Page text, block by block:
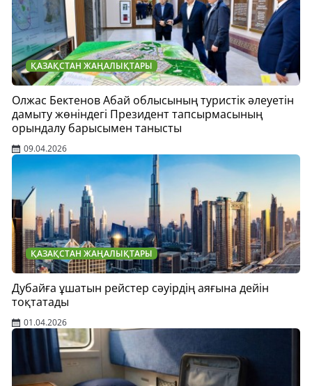
ҚАЗАҚСТАН ЖАҢАЛЫҚТАРЫ
Олжас Бектенов Абай облысының туристік әлеуетін
дамыту жөніндегі Президент тапсырмасының
орындалу барысымен танысты
09.04.2026
ҚАЗАҚСТАН ЖАҢАЛЫҚТАРЫ
Дубайға ұшатын рейстер сәуірдің аяғына дейін
тоқтатады
01.04.2026